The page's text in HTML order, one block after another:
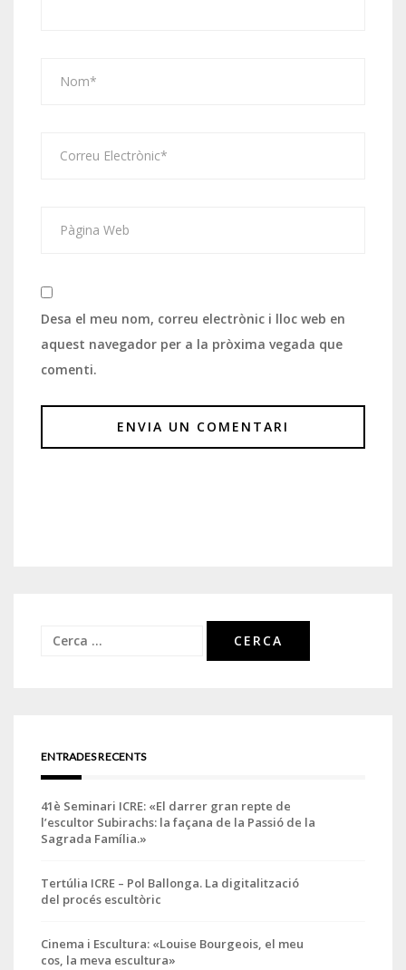
Desa el meu nom, correu electrònic i lloc web en
aquest navegador per a la pròxima vegada que
comenti.
Cerca:
ENTRADES RECENTS
41è Seminari ICRE: «El darrer gran repte de
l’escultor Subirachs: la façana de la Passió de la
Sagrada Família.»
Tertúlia ICRE – Pol Ballonga. La digitalització
del procés escultòric
Cinema i Escultura: «Louise Bourgeois, el meu
cos, la meva escultura»